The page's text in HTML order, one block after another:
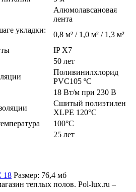
Алюмолавсановая
лента
укладки:
0,8 м² / 1,0 м² / 1,3 м²
IP X7
50 лет
Поливинилхлорид
PVC105 ºС
18 Вт/м при 230 В
Сшитый полиэтилен
XLPE 120°C
100°C
25 лет
18 Размер: 76,4 мб
теплых полов. Pol-lux.ru –